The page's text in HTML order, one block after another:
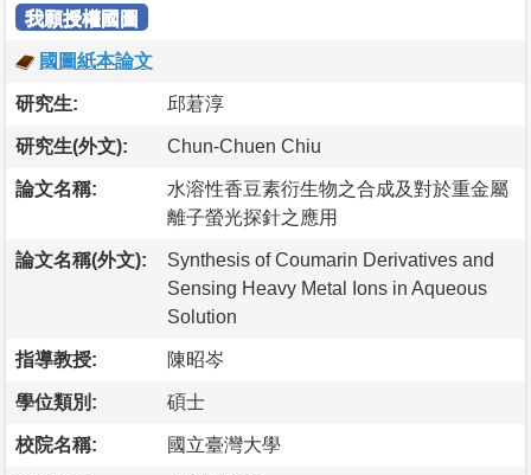
我願授權國圖
國圖紙本論文
研究生: 邱莙淳
研究生(外文): Chun-Chuen Chiu
論文名稱:
水溶性香豆素衍生物之合成及對於重金屬
離子螢光探針之應用
論文名稱(外文):
Synthesis of Coumarin Derivatives and
Sensing Heavy Metal Ions in Aqueous
Solution
指導教授: 陳昭岑
學位類別: 碩士
校院名稱: 國立臺灣大學